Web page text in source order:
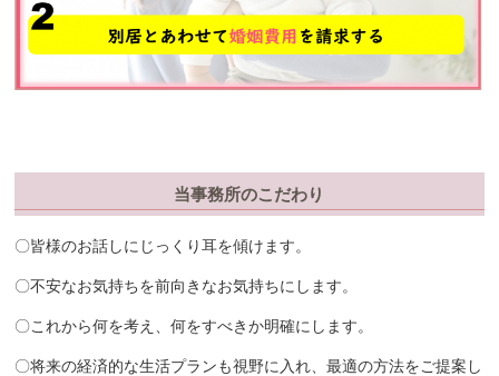
当事務所のこだわり
〇皆様のお話しにじっくり耳を傾けます。
〇不安なお気持ちを前向きなお気持ちにします。
〇これから何を考え、何をすべきか明確にします。
〇将来の経済的な生活プランも視野に入れ、最適の方法をご提案し